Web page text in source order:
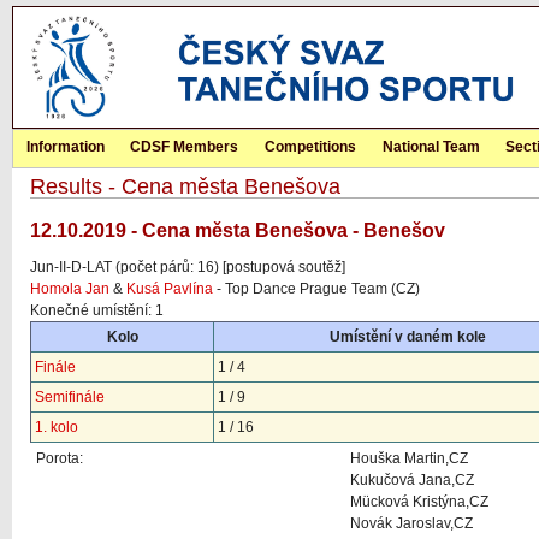
Information CDSF Members Competitions National Team
Results - Cena města Benešova
12.10.2019 - Cena města Benešova - Benešov
Jun-II-D-LAT (počet párů: 16) [postupová soutěž]
Homola Jan & Kusá Pavlína - Top Dance Prague Team (CZ)
Konečné umístění: 1
Kolo
Umístění v daném kole
Finále
1 / 4
Semifinále
1 / 9
1. kolo
1 / 16
Porota:
Houška Martin,CZ
Kukučová Jana,CZ
Mücková Kristýna,CZ
Novák Jaroslav,CZ